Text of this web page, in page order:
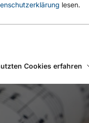
lesen.
Cookies erfahren